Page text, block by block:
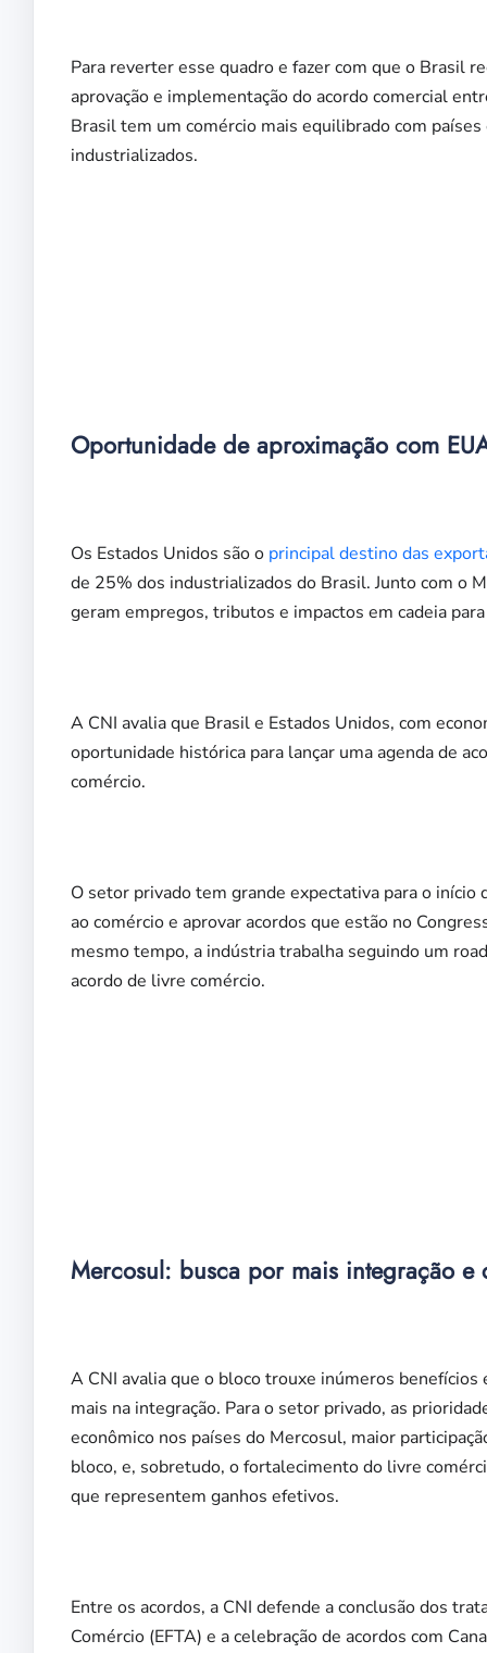
Para reverter esse quadro e fazer com que o Brasil
aprovação e implementação do acordo comercial
Brasil tem um comércio mais equilibrado com
industrializados.
Oportunidade de aproximação com
Os Estados Unidos são o principal destino das
de 25% dos industrializados do Brasil. Junto com o
geram empregos, tributos e impactos em cadeia
A CNI avalia que Brasil e Estados Unidos, com
oportunidade histórica para lançar uma agenda de
comércio.
O setor privado tem grande expectativa para o
ao comércio e aprovar acordos que estão no
mesmo tempo, a indústria trabalha seguindo um
acordo de livre comércio.
Mercosul: busca por mais integração e
A CNI avalia que o bloco trouxe inúmeros benefícios
mais na integração. Para o setor privado, as
econômico nos países do Mercosul, maior
bloco, e, sobretudo, o fortalecimento do livre
que representem ganhos efetivos.
Entre os acordos, a CNI defende a conclusão dos
Comércio (EFTA) e a celebração de acordos com